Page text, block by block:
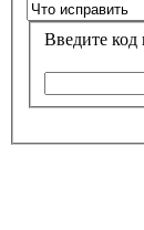
Введите